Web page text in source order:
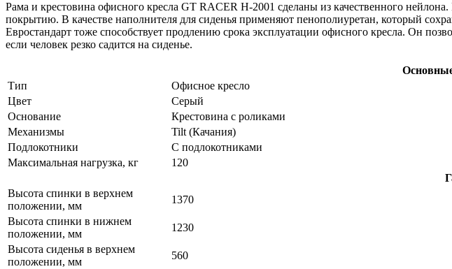
Рама и крестовина офисного кресла GT RACER H-2001 сделаны из качественного
покрытию. В качестве наполнителя для сиденья применяют пенополиуретан, который
Евростандарт тоже способствует продлению срока эксплуатации офисного кресла. Он
если человек резко садится на сиденье.
Тип
Офисное кресло
Цвет
Серый
Основание
Крестовина с роликами
Механизмы
Tilt (Качания)
Подлокотники
С подлокотниками
Максимальная нагрузка, кг
120
Высота спинки в верхнем
положении, мм
1370
Высота спинки в нижнем
положении, мм
1230
Высота сиденья в верхнем
положении, мм
560